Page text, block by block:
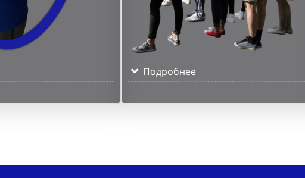
Подробнее